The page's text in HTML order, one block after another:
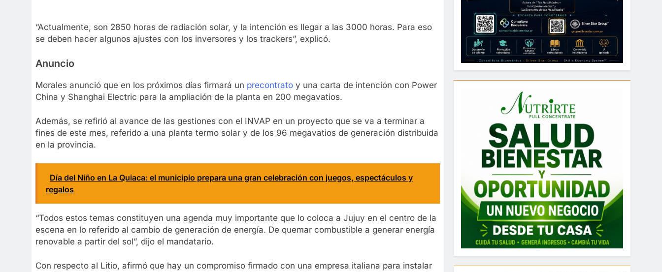
“Actualmente, son 2850 horas de radiación solar, y la intención es llegar a las 3000 horas. Para eso
se deben hacer algunos ajustes con los inversores y los trackers”, explicó.
Anuncio
Morales anunció que en los próximos días firmará un precontrato y una carta de intención con Power
China y Shanghai Electric para la ampliación de la planta en 200 megavatios.
Además, se refirió al avance de las gestiones con el INVAP en un proyecto que se va a terminar a
fines de este mes, referido a una planta termo solar y de los 96 megavatios de generación distribuida
en la provincia.
Día del Niño en La Quiaca: el municipio prepara una gran celebración con juegos, espectáculos y
regalos
“Todos estos temas constituyen una agenda muy importante que lo coloca a Jujuy en el centro de la
escena en lo referido al cambio de generación de energía. De quemar combustible a generar energía
renovable a partir del sol”, dijo el mandatario.
Con respecto al Litio, afirmó que hay un compromiso firmado con una empresa italiana para instalar